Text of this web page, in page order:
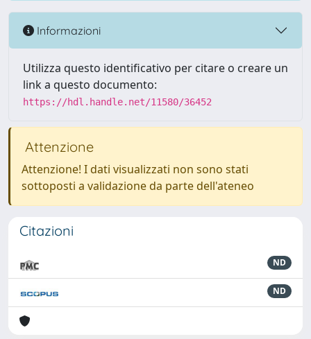
Informazioni
Utilizza questo identificativo per citare o creare un
link a questo documento:
https://hdl.handle.net/11580/36452
Attenzione
Attenzione! I dati visualizzati non sono stati
sottoposti a validazione da parte dell'ateneo
Citazioni
ND
ND